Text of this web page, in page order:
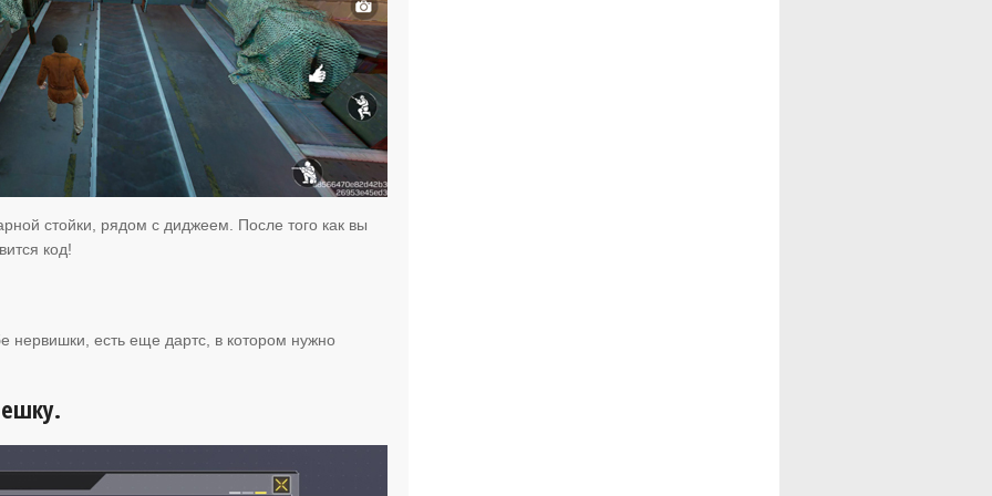
стойки, рядом с диджеем. После того как вы
код!
нервишки, есть еще дартс, в котором нужно